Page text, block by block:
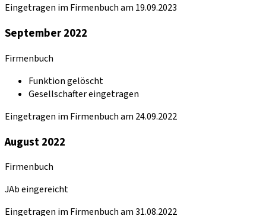
Eingetragen im Firmenbuch am 19.09.2023
September 2022
Firmenbuch
Funktion gelöscht
Gesellschafter eingetragen
Eingetragen im Firmenbuch am 24.09.2022
August 2022
Firmenbuch
JAb eingereicht
Eingetragen im Firmenbuch am 31.08.2022